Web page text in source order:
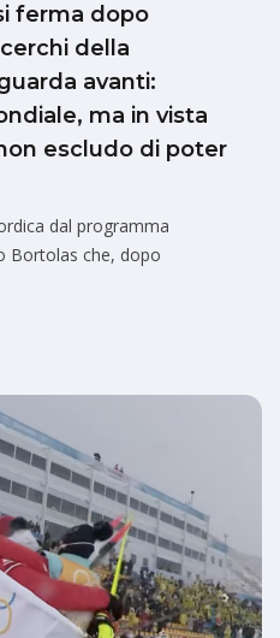
ferma dopo
della
avanti:
ma in vista
escludo di poter
dal programma
Bortolas che, dopo